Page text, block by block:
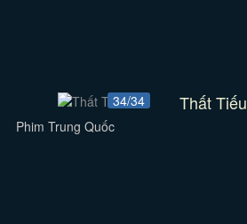
34/34 Thất Tiếu
Phim Trung Quốc